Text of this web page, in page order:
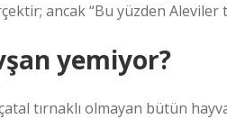
ancak “Bu yüzden Aleviler
yemiyor?
tırnaklı olmayan bütün